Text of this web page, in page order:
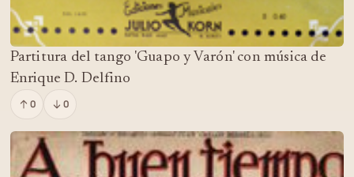
Partitura del tango 'Guapo y Varón' con música de
Enrique D. Delfino
0 0